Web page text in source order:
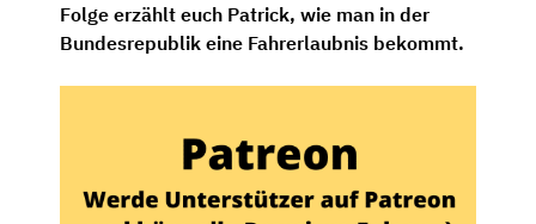
Folge erzählt euch Patrick, wie man in der
Bundesrepublik eine Fahrerlaubnis bekommt.